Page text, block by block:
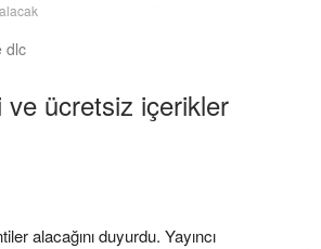
ve ücretsiz içerikler
alacağını duyurdu. Yayıncı